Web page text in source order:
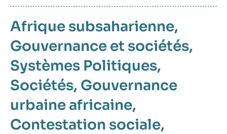
Afrique subsaharienne
Gouvernance et sociétés
Systèmes Politiques
Sociétés Gouvernance
urbaine africaine
Contestation sociale